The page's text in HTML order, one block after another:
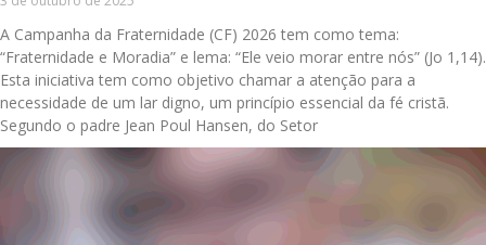
A Campanha da Fraternidade (CF) 2026 tem como tema:
“Fraternidade e Moradia” e lema: “Ele veio morar entre nós” (Jo 1,14).
Esta iniciativa tem como objetivo chamar a atenção para a
necessidade de um lar digno, um princípio essencial da fé cristã.
Segundo o padre Jean Poul Hansen, do Setor